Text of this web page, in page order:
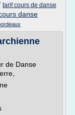
tarif cours de danse
danse
de Danse